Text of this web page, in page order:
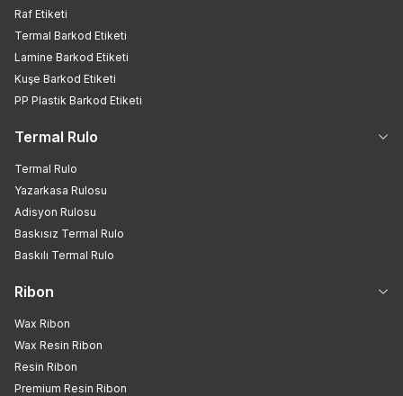
Raf Etiketi
Termal Barkod Etiketi
Lamine Barkod Etiketi
Kuşe Barkod Etiketi
PP Plastik Barkod Etiketi
Termal Rulo
Termal Rulo
Yazarkasa Rulosu
Adisyon Rulosu
Baskısız Termal Rulo
Baskılı Termal Rulo
Ribon
Wax Ribon
Wax Resin Ribon
Resin Ribon
Premium Resin Ribon